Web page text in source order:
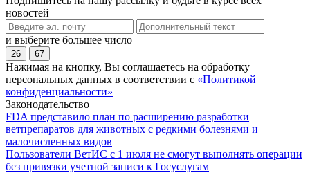
новостей
и выберите большее число
26 67
Нажимая на кнопку, Вы соглашаетесь на обработку
персональных данных в соответствии с «Политикой
конфиденциальности»
Законодательство
FDA представило план по расширению разработки
ветпрепаратов для животных с редкими болезнями и
малочисленных видов
Пользователи ВетИС с 1 июля не смогут выполнять операции
без привязки учетной записи к Госуслугам